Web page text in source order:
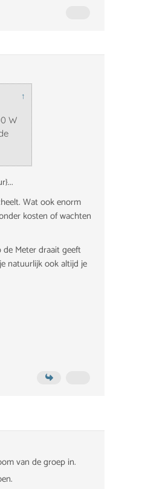
↑
W
Wat ook enorm
kosten of wachten
Meter draait geeft
natuurlijk ook altijd je
van de groep in.